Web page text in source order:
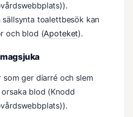
sällsynta toalettbesök kan
och blod (Apoteket).
som ger diarré och slem
blod (Knodd